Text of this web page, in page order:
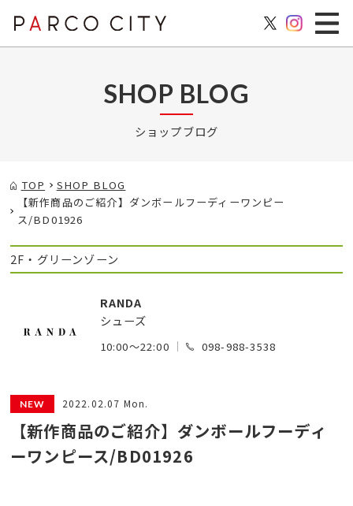
SHOP BLOG
ショップブログ
TOP
SHOP BLOG
【新作商品のご紹介】ダンボールフーディーワンピー
ス/BD01926
2F・グリーンゾーン
RANDA
シューズ
10:00～22:00 098-988-3538
2022.02.07 Mon.
【新作商品のご紹介】ダンボールフーディ
ーワンピース/BD01926